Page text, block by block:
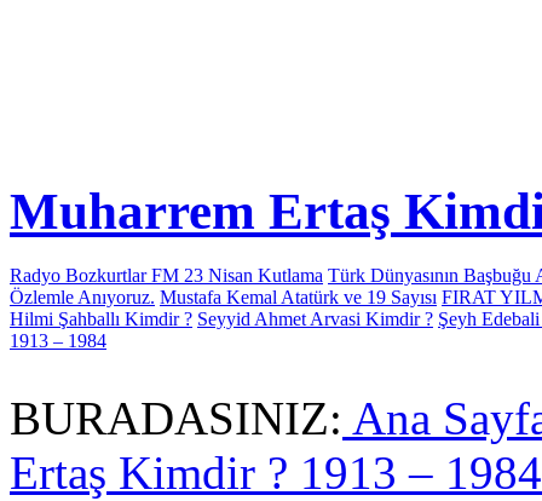
Muharrem Ertaş
Radyo Bozkurtlar FM 23 Nisan Kutlama Türk Dünyasının
Özlemle Anıyoruz. Mustafa Kemal Atatürk ve 19 Sayısı FIRAT
Hilmi Şahballı Kimdir ? Seyyid Ahmet Arvasi Kimdir ? Şeyh
1913 – 1984
BURADASINIZ: Ana
Ertaş Kimdir ? 1913 – 1984